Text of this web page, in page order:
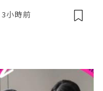
3小時前